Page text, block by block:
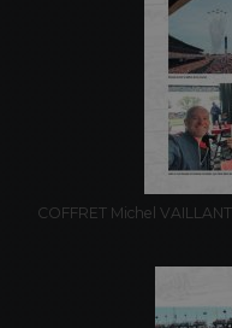
COFFRET Michel